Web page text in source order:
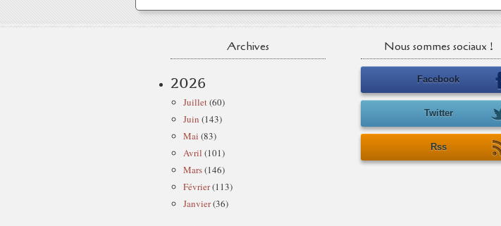
Archives
2026
Juillet(60)
Juin (143)
Mai (83)
Avril (101)
Mars(146)
Février(113)
Janvier(36)
Nous sommes sociaux !
Facebook
Twitter
Rss